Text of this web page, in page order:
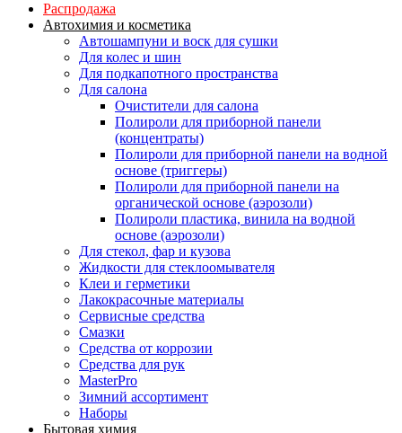
Распродажа
Автохимия и косметика
Автошампуни и воск для сушки
Для колес и шин
Для подкапотного пространства
Для салона
Очистители для салона
Полироли для приборной панели
(концентраты)
Полироли для приборной панели на водной
основе (триггеры)
Полироли для приборной панели на
органической основе (аэрозоли)
Полироли пластика, винила на водной
основе (аэрозоли)
Для стекол, фар и кузова
Жидкости для стеклоомывателя
Клеи и герметики
Лакокрасочные материалы
Сервисные средства
Смазки
Средства от коррозии
Средства для рук
MasterPro
Зимний ассортимент
Наборы
Бытовая химия